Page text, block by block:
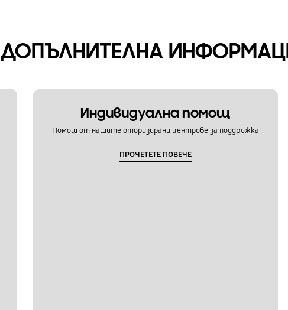
ДОПЪЛНИТЕЛНА
Индивидуална помощ
Помощ от нашите оторизирани центрове за поддръжка
ПРОЧЕТЕТЕ ПОВЕЧЕ